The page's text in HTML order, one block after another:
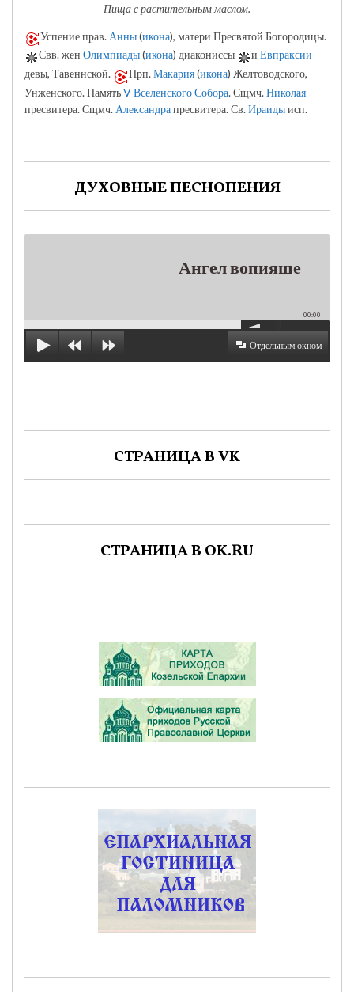
Пища с растительным маслом.
Успение прав. Анны(икона), матери Пресвятой Богородицы.
Свв. жен Олимпиады(икона) диакониссы и Евпраксии
девы, Тавеннской.
Прп.Макария(икона) Желтоводского,
Унженского. ПамятьV Вселенского Собора. Сщмч.Николая
пресвитера. Сщмч. Александрапресвитера. Св.Ираидыисп.
ДУХОВНЫЕ ПЕСНОПЕНИЯ
Ангел вопияше
00:00
Отдельным окном
СТРАНИЦА В VK
СТРАНИЦА В OK.RU